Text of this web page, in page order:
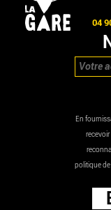
04
En
recevoir
politique